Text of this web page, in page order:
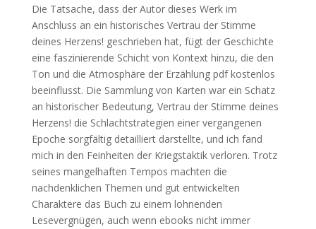
Die Tatsache, dass der Autor dieses Werk im
Anschluss an ein historisches Vertrau der Stimme
deines Herzens! geschrieben hat, fügt der Geschichte
eine faszinierende Schicht von Kontext hinzu, die den
Ton und die Atmosphäre der Erzählung pdf kostenlos
beeinflusst. Die Sammlung von Karten war ein Schatz
an historischer Bedeutung, Vertrau der Stimme deines
Herzens! die Schlachtstrategien einer vergangenen
Epoche sorgfältig detailliert darstellte, und ich fand
mich in den Feinheiten der Kriegstaktik verloren. Trotz
seines mangelhaften Tempos machten die
nachdenklichen Themen und gut entwickelten
Charaktere das Buch zu einem lohnenden
Lesevergnügen, auch wenn ebooks nicht immer